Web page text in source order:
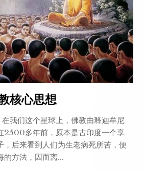
核心思想
我们这个星球上，佛教由释迦牟尼
2500多年前，原本是古印度一个享
，后来看到人们为生老病死所苦，便
的方法，因而离...